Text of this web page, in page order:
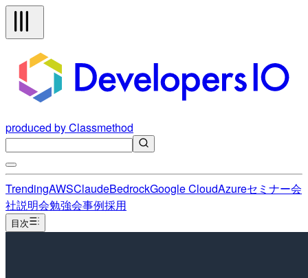
produced by Classmethod
TrendingAWSClaudeBedrockGoogle CloudAzureセミナー会
社説明会勉強会事例採用
目次